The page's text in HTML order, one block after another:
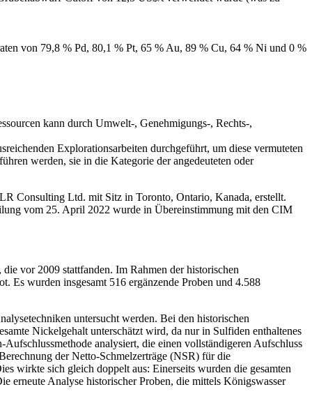
von 79,8 % Pd, 80,1 % Pt, 65 % Au, 89 % Cu, 64 % Ni und 0 %
kann durch Umwelt-, Genehmigungs-, Rechts-,
Explorationsarbeiten durchgeführt, um diese vermuteten
werden, sie in die Kategorie der angedeuteten oder
Consulting Ltd. mit Sitz in Toronto, Ontario, Kanada, erstellt.
vom 25. April 2022 wurde in Übereinstimmung mit den CIM
vor 2009 stattfanden. Im Rahmen der historischen
Es wurden insgesamt 516 ergänzende Proben und 4.588
untersucht werden. Bei den historischen
Nickelgehalt unterschätzt wird, da nur in Sulfiden enthaltenes
analysiert, die einen vollständigeren Aufschluss
der Netto-Schmelzerträge (NSR) für die
wirkte sich gleich doppelt aus: Einerseits wurden die gesamten
erneute Analyse historischer Proben, die mittels Königswasser